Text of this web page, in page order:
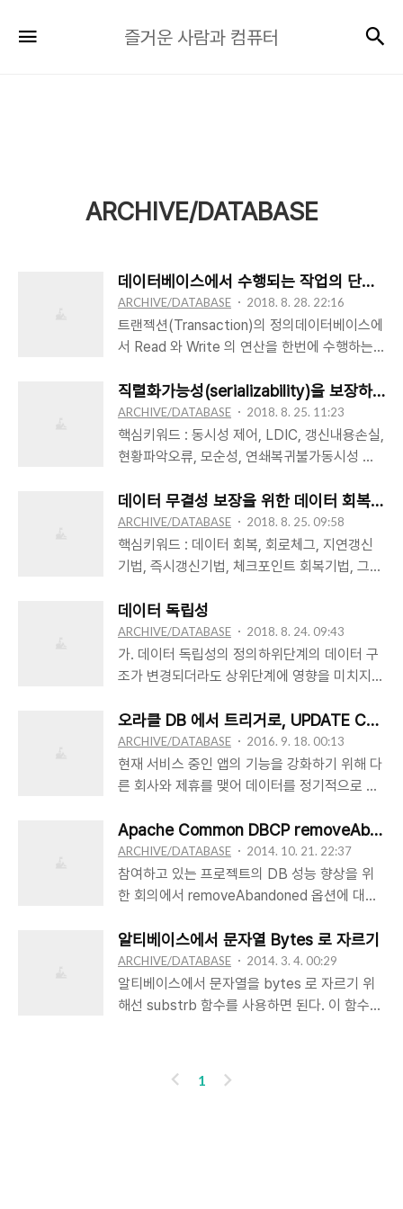
거
퓨
터
즐거운 사람과 컴퓨터
ARCHIVE/DATABASE
데이터베이스에서 수행되는 작업의 단위
ARCHIVE/DATABASE 2018. 8. 28. 22:16
트랜젝션(Transaction)의 정의데이터베이스에
서 Read 와 Write 의 연산을 한번에 수행하는
논리적 단위를 말함. 트랜젝션의 특징 - ACID원
자성(Atomicity) : All or Nothing일관성
(Consistency) : 동일한 결과를 얻는다.고립성
(Isolation) : 수행중인 트랜젝션에서 생성되는
영속성(Duration) : 성공으로 완료된 트랜젝션
의 결과를 데이터베이스에 영구적으로 기록한
다. 트랜젝션의 격리성트랜젝션의 격리 수준에
따라 바람직하지 않는 세 가지 읽기 연산이 발생
않는 변경값을 읽는 것 - 트랜젝션 A가 x 를 x'
로..
직렬화가능성(serializability)을 보장하기
ARCHIVE/DATABASE 2018. 8. 25. 11:23
핵심키워드 : 동시성 제어, LDIC, 갱신내용손실,
현황파악오류, 모순성, 연쇄복귀불가동시성 제
환경을 지원하는 데이터베이스 시스템에서 여러
트랜젝션들이 동시에 성공적으로 실행할 수 있
도록 지원하는 기능동시성 제어의 목적트랜젝션
의 직렬성 보장데이터의 무결성 과 일관성 보장
손실(Lost Update)현황파악오류(Dirty
Read)모순성(Inconsistency)연쇄복귀불가
(Cascading Rollback)갱신내용손실(Lost
Update)이전 트랜젝션이 데이터를 갱신한 후
이터를 갱신하는 경우에 발생
Transaction1DATATransaction2Begin ..
데이터 무결성 보장을 위한 데이터 회복의
ARCHIVE/DATABASE 2018. 8. 25. 09:58
핵심키워드 : 데이터 회복, 회로체그, 지연갱신
기법, 즉시갱신기법, 체크포인트 회복기법, 그림
이스를 장애 발생 이전의 일관된 상태로 복원하
는 기법데이터 회복의 기본원칙요소개념데이터
데이터의 중복Archive 또는 Dump다른 저장장
치로 자료의 복사 또는 덤프 기록Log 또는
그에 기록회복을 위한 조치구분개념
REDO(Forward Recovery)장애발생시에 로
그에 기록된 가장 최근의 변경 사항을 재실행하
여 데이터베이스의 내용을 복원 Archive 사본 +
UNDO(Backword Recovery)장애발생시에
데이터베이스이 모든 변경사항을 취소하여 원래
의 데이터베이스의 내용을 복원 L..
데이터 독립성
ARCHIVE/DATABASE 2018. 8. 24. 09:43
가. 데이터 독립성의 정의하위단계의 데이터 구
조가 변경되더라도 상위단계에 영향을 미치지
위해 하위단계의 구현내용을 추상화하여, 상위
단계에서 인지하지 못하도록 하는 것임.(3단계
데이터베이스 구조) 나. 3단계 데이터베이스 구
조 기본 개념외부단계 : 사용자가 보는 DB 스키
말함. 개념적단계 : 통합 모델링된 스키마. 즉,
DB 테이블을 말함. 내부적단계 : 데이터가 물리
적으로 저장된 형식 또는 컴퓨터 시스템을 말함.
오라클 DB 에서 트리거로, UPDATE
ARCHIVE/DATABASE 2016. 9. 18. 00:13
현재 서비스 중인 앱의 기능을 강화하기 위해 다
른 회사와 제휴를 맺어 데이터를 정기적으로 받
정의서에 따라 PK, FK 를 설정해서 개발중이었
는데, 테스트를 하던중 중대한 문제가 발생하였
습니다. PK 로 잡혀 있는 키 값이 제휴사 사정에
의해 변경된다는 것입니다. 이 값이 변경되면,
변경되어야 하는데, 오라클은 UPDATE
CASCADE 기능을 제공하지 않고 있어, 데이터
수정이 불가능 합니다. 이번만 그렇다면, 잠시
FK 제거하고 데이터 변경후 다시 FK 설정을 하
Apache Common DBCP
ARCHIVE/DATABASE 2014. 10. 21. 22:37
참여하고 있는 프로젝트의 DB 성능 향상을 위
한 회의에서 removeAbandoned 옵션에 대해
바람에 확인을 하느라 많은 시간이 소비 되었다.
이 옵션은 아파치의 Common DBCP 에서 제
공하는 옵션으로 사이트에 잘 설명이 되어 있다.
혹시 또 이 이슈로 문제가 될까하여, 정리해 놓
removeAbandonedTimout.
알티베이스에서 문자열 Bytes 로 자르기
ARCHIVE/DATABASE 2014. 3. 4. 00:29
알티베이스에서 문자열을 bytes 로 자르기 위
해선 substrb 함수를 사용하면 된다. 이 함수는
경우 장점은 자르고자 하는 위치에 한글이 있어
bytes 가 걸칠 경우, 자를 수 있는 바로 앞자까
이
1
다